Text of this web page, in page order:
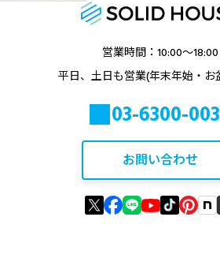
営業時間：10:00〜18:00
平日、土日も営業(年末年始・お
03-6300-
お問い合わせ